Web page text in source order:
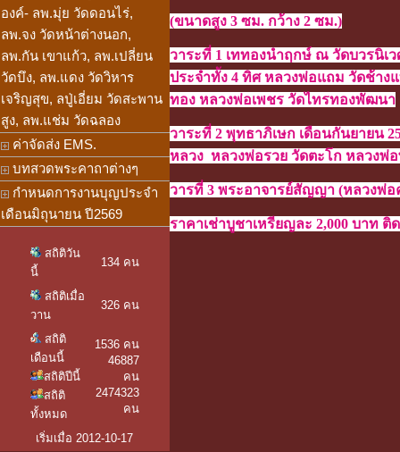
องค์- ลพ.มุ่ย วัดดอนไร่,
ลพ.จง วัดหน้าต่างนอก,
ลพ.กัน เขาแก้ว, ลพ.เปลี่ยน
วัดบึง, ลพ.แดง วัดวิหาร
เจริญสุข, ลปู่เอี่ยม วัดสะพาน
สูง, ลพ.แช่ม วัดฉลอง
ค่าจัดส่ง EMS.
บทสวดพระคาถาต่างๆ
กำหนดการงานบุญประจำ
เดือนมิถุนายน ปี2569
สถิติวัน
นี้
134 คน
สถิติเมื่อ
วาน
326 คน
สถิติ
เดือนนี้
สถิติปีนี้
สถิติ
ทั้งหมด
1536 คน
46887
คน
2474323
คน
เริ่มเมื่อ 2012-10-17
(ขนาดสูง 3 ซม. กว้าง 2 ซม.)
วาระที่ 1 เททองนำฤกษ์ ณ วัดบวรนิเ
ประจำทั้ง 4 ทิศ หลวงพ่อแถม วัดช้า
ทอง หลวงพ่อเพชร วัดไทรทองพัฒนา
วาระที่ 2 พุทธาภิเษก เดือนกันยายน
หลวง หลวงพ่อรวย วัดตะโก หลวงพ่
วารที่ 3 พระอาจารย์สัญญา (หลวงพ่
ราคาเช่าบูชาเหรียญละ 2,000 บาท